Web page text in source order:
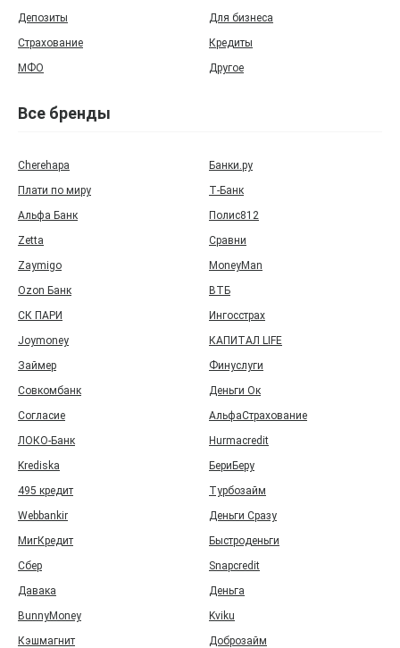
Депозиты
Для бизнеса
Страхование
Кредиты
МФО
Другое
Все бренды
Cherehapa
Банки.ру
Плати по миру
Т‑Банк
Альфа Банк
Полис812
Zetta
Сравни
Zaymigo
MoneyMan
Ozon Банк
ВТБ
СК ПАРИ
Ингосстрах
Joymoney
КАПИТАЛ LIFE
Займер
Финуслуги
Совкомбанк
Деньги Ок
Согласие
АльфаСтрахование
ЛОКО-Банк
Hurmacredit
Krediska
БериБеру
495 кредит
Турбозайм
Webbankir
Деньги Сразу
МигКредит
Быстроденьги
Сбер
Snapcredit
Давака
Деньга
BunnyMoney
Kviku
Кэшмагнит
Доброзайм